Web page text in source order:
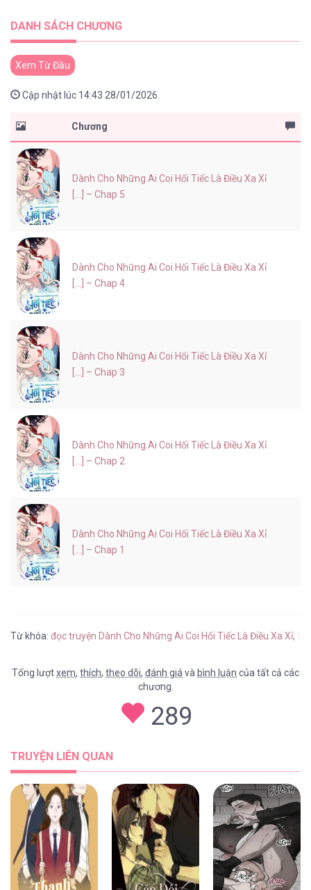
DANH SÁCH CHƯƠNG
Xem Từ Đầu
Cập nhật lúc 14:43 28/01/2026.
Chương
Dành Cho Những Ai Coi Hối Tiếc Là Điều Xa Xỉ
[...] – Chap 5
Dành Cho Những Ai Coi Hối Tiếc Là Điều Xa Xỉ
[...] – Chap 4
Dành Cho Những Ai Coi Hối Tiếc Là Điều Xa Xỉ
[...] – Chap 3
Dành Cho Những Ai Coi Hối Tiếc Là Điều Xa Xỉ
[...] – Chap 2
Dành Cho Những Ai Coi Hối Tiếc Là Điều Xa Xỉ
[...] – Chap 1
Từ khóa: đọc truyện Dành Cho Những Ai Coi Hối Tiếc Là Điều Xa Xỉ,
Tổng lượtxem, thích, theo dõi, đánh giá và bình luận của tất cả các
chương.
289
TRUYỆN LIÊN QUAN